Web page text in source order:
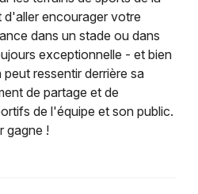
encourager votre
dans un stade ou dans
exceptionnelle - et bien
ressentir derrière sa
de partage et de
de l'équipe et son public.
gagne !